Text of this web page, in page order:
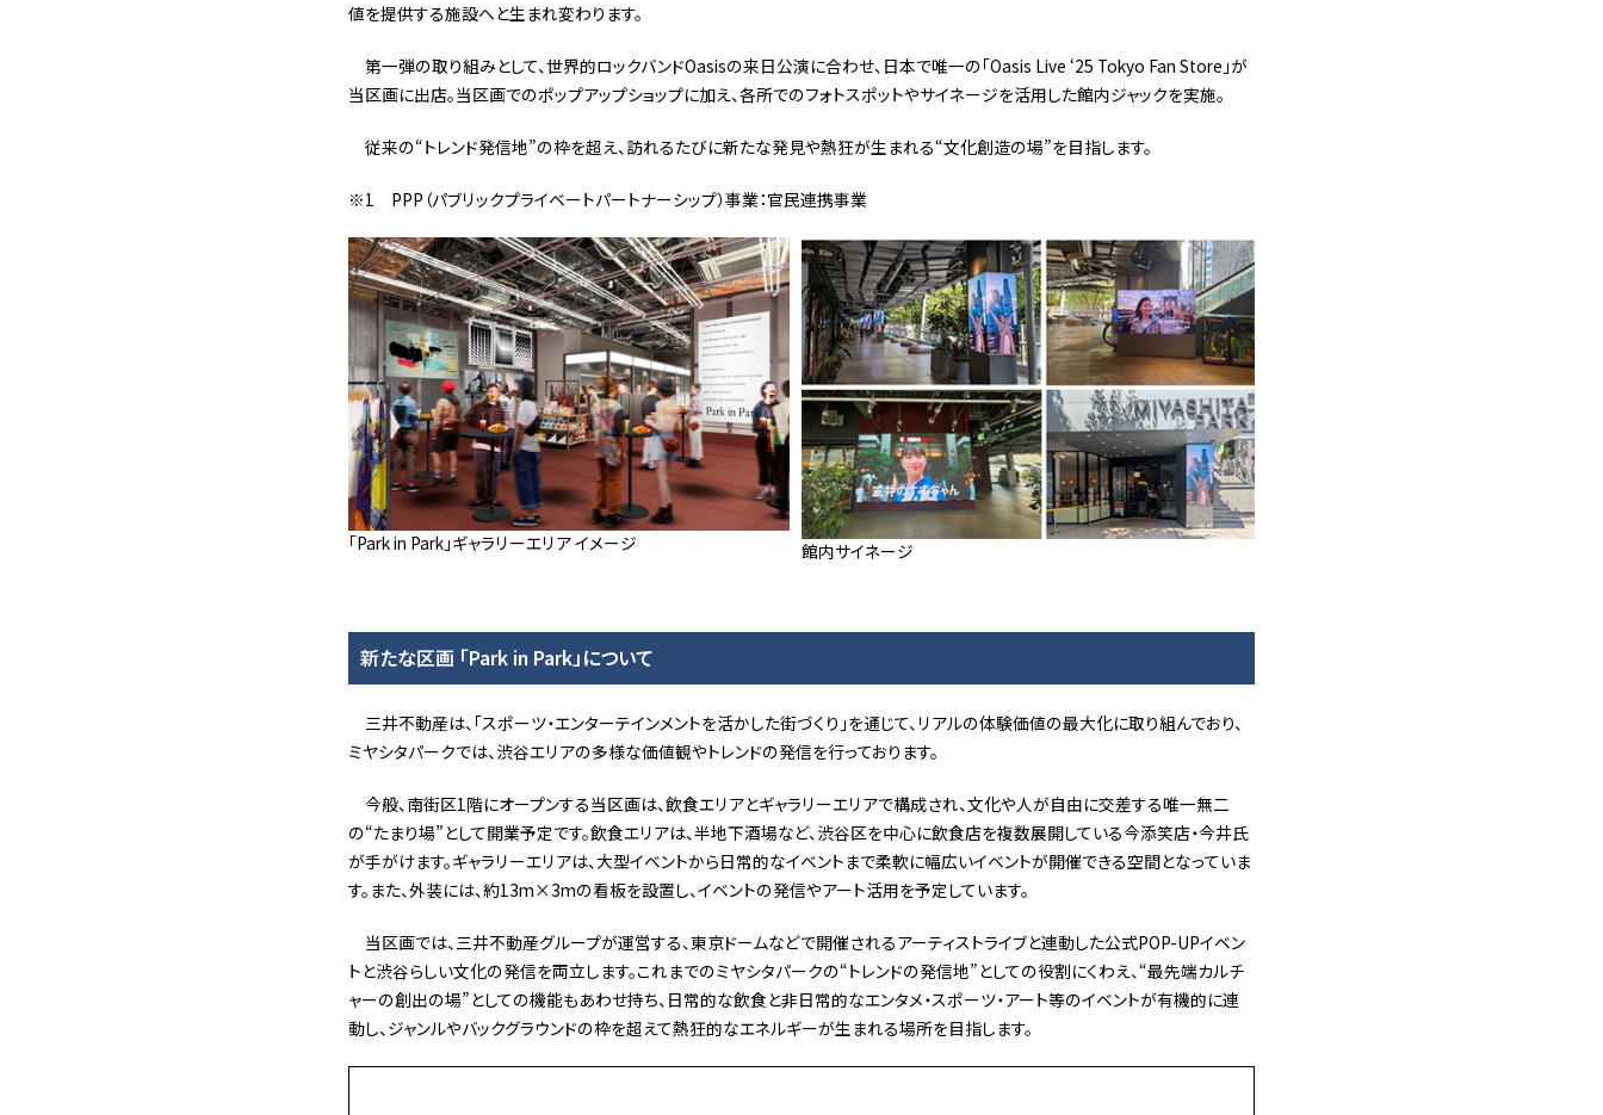
値を提供する施設へと生まれ変わります。
第一弾の取り組みとして、世界的ロックバンドOasisの来日公演に合わせ、日本で唯一の「Oasis Live ‘25 Tokyo Fan Store」が
当区画に出店。当区画でのポップアップショップに加え、各所でのフォトスポットやサイネージを活用した館内ジャックを実施。
従来の“トレンド発信地”の枠を超え、訪れるたびに新たな発見や熱狂が生まれる“文化創造の場”を目指します。
※1 PPP（パブリックプライベートパートナーシップ）事業：官民連携事業
「Park in Park」ギャラリーエリア イメージ 館内サイネージ
新たな区画 「Park in Park」について
三井不動産は、「スポーツ・エンターテインメントを活かした街づくり」を通じて、リアルの体験価値の最大化に取り組んでおり、
ミヤシタパークでは、渋谷エリアの多様な価値観やトレンドの発信を行っております。
今般、南街区1階にオープンする当区画は、飲食エリアとギャラリーエリアで構成され、文化や人が自由に交差する唯一無二
の“たまり場”として開業予定です。飲食エリアは、半地下酒場など、渋谷区を中心に飲食店を複数展開している今添笑店・今井氏
が手がけます。ギャラリーエリアは、大型イベントから日常的なイベントまで柔軟に幅広いイベントが開催できる空間となっていま
す。また、外装には、約13m×3mの看板を設置し、イベントの発信やアート活用を予定しています。
当区画では、三井不動産グループが運営する、東京ドームなどで開催されるアーティストライブと連動した公式POP-UPイベン
トと渋谷らしい文化の発信を両立します。これまでのミヤシタパークの“トレンドの発信地”としての役割にくわえ、“最先端カルチ
ャーの創出の場”としての機能もあわせ持ち、日常的な飲食と非日常的なエンタメ・スポーツ・アート等のイベントが有機的に連
動し、ジャンルやバックグラウンドの枠を超えて熱狂的なエネルギーが生まれる場所を目指します。